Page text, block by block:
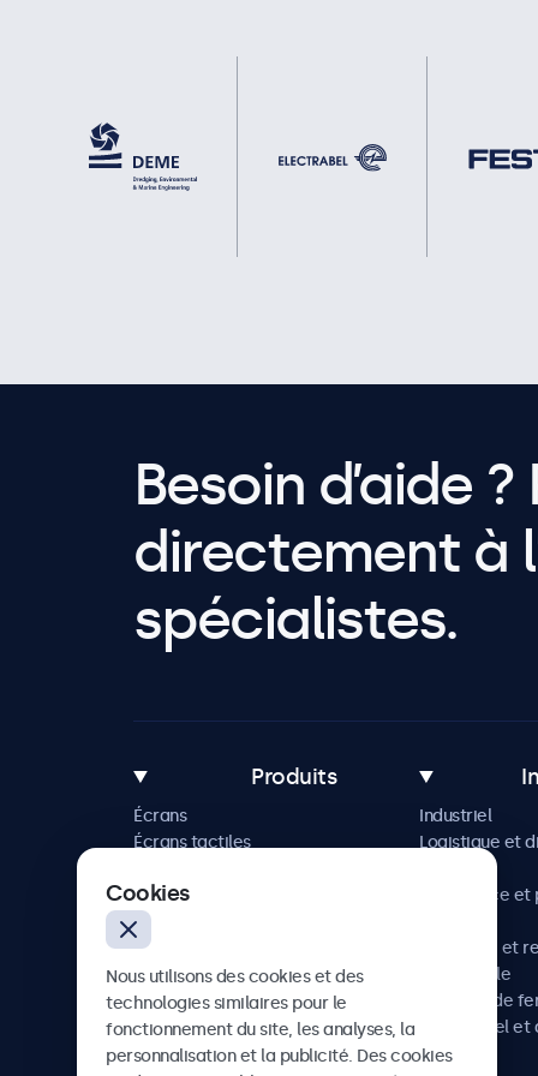
Besoin d’aide
directement à
spécialistes.
Produits
Écrans
Écrans tactiles
Solutions sur mesure
Industriel
Logistique et
Commerce et
Hôtellerie et
Automobile
Chemins de
Audiovisuel
Santé
Cookies
Nous utilisons des cookies et des
technologies similaires pour le
fonctionnement du site, les analyses, la
personnalisation et la publicité. Des cookies